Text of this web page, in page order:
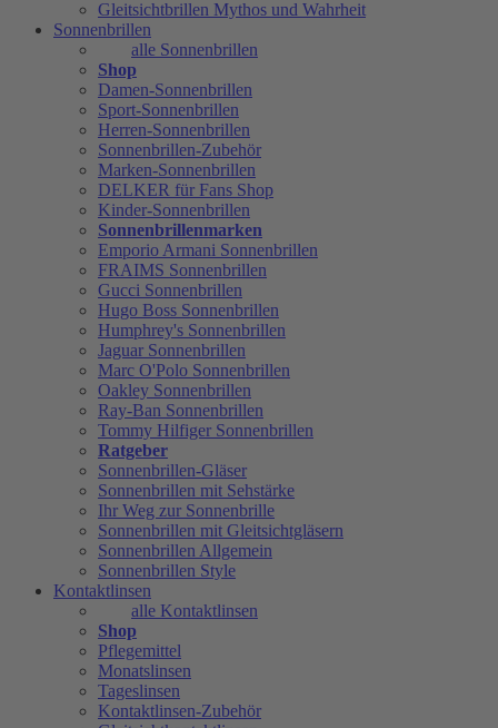
Gleitsichtbrillen Mythos und Wahrheit
Sonnenbrillen
alle Sonnenbrillen
Shop
Damen-Sonnenbrillen
Sport-Sonnenbrillen
Herren-Sonnenbrillen
Sonnenbrillen-Zubehör
Marken-Sonnenbrillen
DELKER für Fans Shop
Kinder-Sonnenbrillen
Sonnenbrillenmarken
Emporio Armani Sonnenbrillen
FRAIMS Sonnenbrillen
Gucci Sonnenbrillen
Hugo Boss Sonnenbrillen
Humphrey's Sonnenbrillen
Jaguar Sonnenbrillen
Marc O'Polo Sonnenbrillen
Oakley Sonnenbrillen
Ray-Ban Sonnenbrillen
Tommy Hilfiger Sonnenbrillen
Ratgeber
Sonnenbrillen-Gläser
Sonnenbrillen mit Sehstärke
Ihr Weg zur Sonnenbrille
Sonnenbrillen mit Gleitsichtgläsern
Sonnenbrillen Allgemein
Sonnenbrillen Style
Kontaktlinsen
alle Kontaktlinsen
Shop
Pflegemittel
Monatslinsen
Tageslinsen
Kontaktlinsen-Zubehör